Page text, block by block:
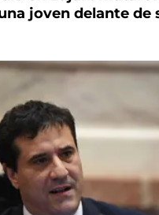
joven delante de